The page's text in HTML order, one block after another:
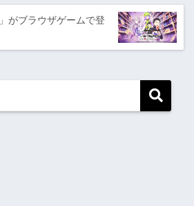
がブラウザゲームで登